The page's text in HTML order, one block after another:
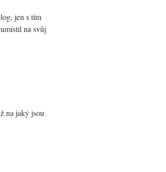
jen s tím
na svůj
na jaký jsou